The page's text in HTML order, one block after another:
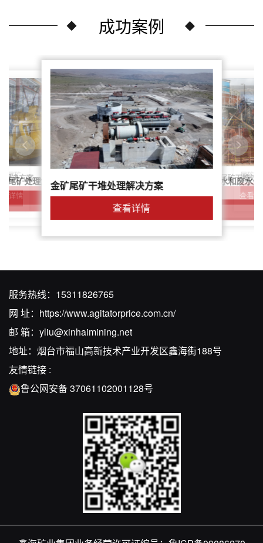
成功案例
尾矿
解决方案
详情
尾矿处理解决方案简介金矿尾矿干堆处理解决方案
查看详情
鑫海尾矿处理系统：尾矿水和废水
解决方案
针对稀土尾矿干堆处
查看
尾矿干
服务热线： 15311826765
网 址： https://www.agitatorprice.com.cn/
邮 箱： yliu@xinhaimining.net
地址：烟台市福山高新技术产业开发区鑫海街188号
友情链接 :
鲁公网安备 37061102001128号